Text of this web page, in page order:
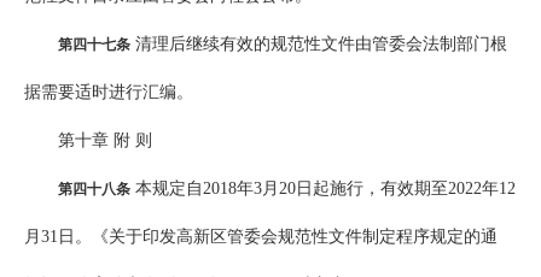
第四十七条 清理后继续有效的规范性文件由管委会法制部门根
据需要适时进行汇编。
第十章 附 则
第四十八条 本规定自2018年3月20日起施行，有效期至2022年12
月31日。《关于印发高新区管委会规范性文件制定程序规定的通